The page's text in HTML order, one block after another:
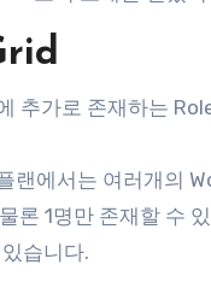
추가로 존재하는
랜에서는 여러개의
론 1명만 존재할 수
습니다.